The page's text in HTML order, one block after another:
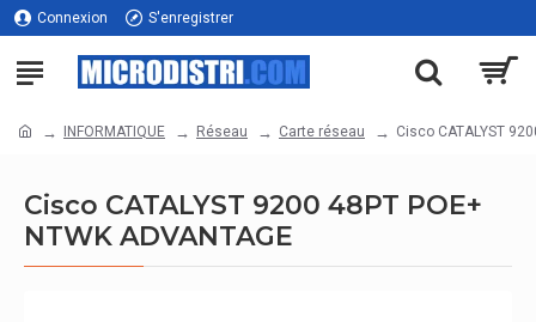
Connexion S'enregistrer
INFORMATIQUE Réseau Carte réseau Cisco CATALYST
Cisco CATALYST 9200 48PT POE+
NTWK ADVANTAGE